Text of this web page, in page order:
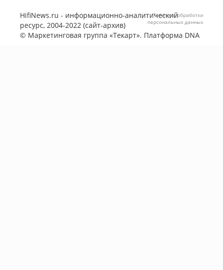
HifiNews.ru - информационно-аналитический
ресурс, 2004-2022 (сайт-архив)
© Маркетинговая группа «Текарт». Платформа DNA
Политика обработки
персональных данных